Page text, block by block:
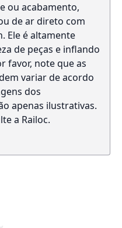
ou acabamento,
de ar direto com
Ele é altamente
de peças e inflando
favor, note que as
variar de acordo
dos
apenas ilustrativas.
a Railoc.